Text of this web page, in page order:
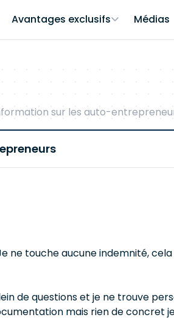
Avantages exclusifs Médias
sur les auto-
ne touche aucune indemnité,
de questions et je ne trouve
mais rien de concret